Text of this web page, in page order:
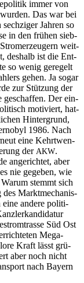
immer von
Das war bei
Jah­ren so
in den frü­hen sieb­
weit­
des­halb ist die Ent­
so wenig gere­gelt
gehen. Ja sogar
zur Stüt­zung der
geschaf­fen. Der ein­
moti­viert, hat­
Hin­ter­grund,
1986. Nach
eine Kehrt­wen­
derAKW.
ange­rich­tet, aber
nie gege­ben, wie
stemmt sich
des Markt­me­cha­nis­
eine ande­re poli­ti­
Süd Ost
Mega-
Kraft lässt grü­
aber noch nicht
nach Bay­ern